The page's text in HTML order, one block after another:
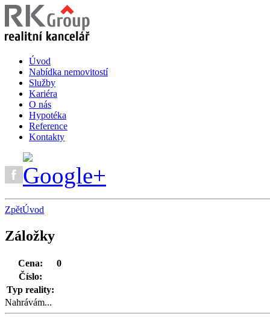
Úvod
Nabídka nemovitostí
Služby
Kariéra
O nás
Hypotéka
Reference
Kontakty
ZpětÚvod
Záložky
Cena:
0
Číslo:
Typ reality:
Nahrávám...